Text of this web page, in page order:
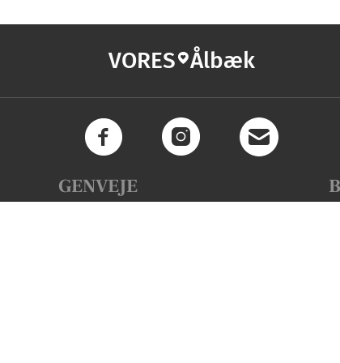
VORES Ålbæk
GENVEJE